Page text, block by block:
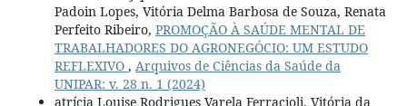
Padoin Lopes, Vitória Delma Barbosa de Souza, Renata
Perfeito Ribeiro, PROMOÇÃO À SAÚDE MENTAL DE
TRABALHADORES DO AGRONEGÓCIO: UM ESTUDO
REFLEXIVO , Arquivos de Ciências da Saúde da
UNIPAR: v. 28 n. 1 (2024)
atrícia Louise Rodrigues Varela Ferracioli, Vitória da